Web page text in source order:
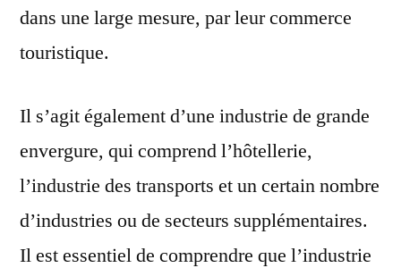
dans une large mesure, par leur commerce
touristique.
Il s’agit également d’une industrie de grande
envergure, qui comprend l’hôtellerie,
l’industrie des transports et un certain nombre
d’industries ou de secteurs supplémentaires.
Il est essentiel de comprendre que l’industrie